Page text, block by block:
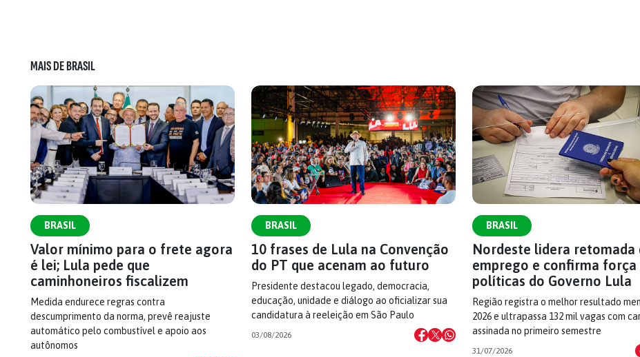
MAIS DE BRASIL
BRASIL
Valor mínimo para o frete agora
é lei; Lula pede que
caminhoneiros fiscalizem
Medida endurece regras contra
descumprimento da norma, prevê reajuste
automático pelo combustível e apoio aos
autônomos
BRASIL
10 frases de Lula na Convenção
do PT que acenam ao futuro
Presidente destacou legado, democracia,
educação, unidade e diálogo ao oficializar sua
candidatura à reeleição em São Paulo
03/08/2026
BRASIL
Nordeste lidera retomada
emprego e confirma força
políticas do Governo Lula
Região registra o melhor resultado
2026 e ultrapassa 132 mil vagas com
assinada no primeiro semestre
31/07/2026